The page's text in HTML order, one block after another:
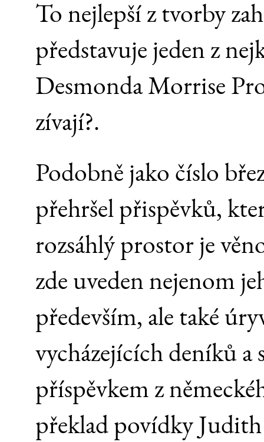
To nejlepší z tvorby
představuje jeden z
Desmonda Morrise
zívají?.
Podobně jako číslo
přehršel přispěvků,
rozsáhlý prostor je
zde uveden nejenom
především, ale také
vycházejících deníků
příspěvkem z
překlad povídky